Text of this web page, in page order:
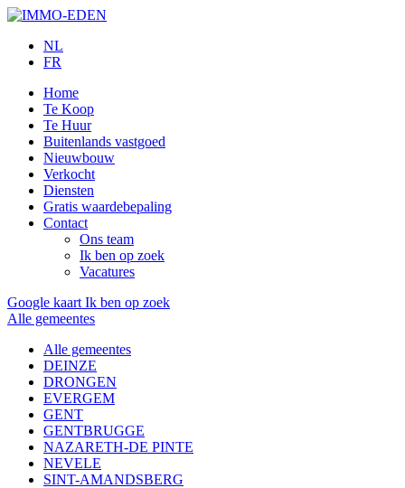
NL
FR
Home
Te Koop
Te Huur
Buitenlands vastgoed
Nieuwbouw
Verkocht
Diensten
Gratis waardebepaling
Contact
Ons team
Ik ben op zoek
Vacatures
Google kaart Ik ben op zoek
Alle gemeentes
Alle gemeentes
DEINZE
DRONGEN
EVERGEM
GENT
GENTBRUGGE
NAZARETH-DE PINTE
NEVELE
SINT-AMANDSBERG